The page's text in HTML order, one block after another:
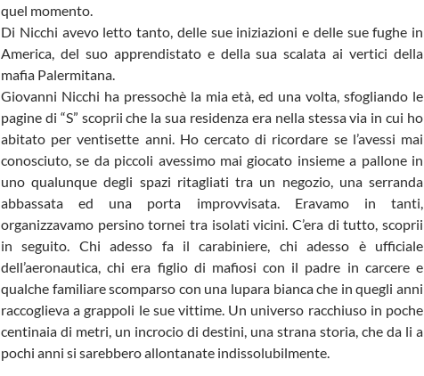
quel momento.
Di Nicchi avevo letto tanto, delle sue iniziazioni e delle sue fughe in
America, del suo apprendistato e della sua scalata ai vertici della
mafia Palermitana.
Giovanni Nicchi ha pressochè la mia età, ed una volta, sfogliando le
pagine di “S” scoprii che la sua residenza era nella stessa via in cui ho
abitato per ventisette anni. Ho cercato di ricordare se l’avessi mai
conosciuto, se da piccoli avessimo mai giocato insieme a pallone in
uno qualunque degli spazi ritagliati tra un negozio, una serranda
abbassata ed una porta improvvisata. Eravamo in tanti,
organizzavamo persino tornei tra isolati vicini. C’era di tutto, scoprii
in seguito. Chi adesso fa il carabiniere, chi adesso è ufficiale
dell’aeronautica, chi era figlio di mafiosi con il padre in carcere e
qualche familiare scomparso con una lupara bianca che in quegli anni
raccoglieva a grappoli le sue vittime. Un universo racchiuso in poche
centinaia di metri, un incrocio di destini, una strana storia, che da li a
pochi anni si sarebbero allontanate indissolubilmente.